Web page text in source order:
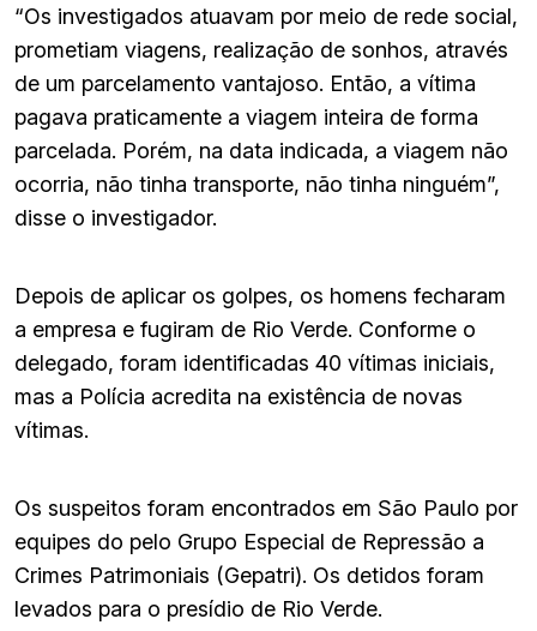
“Os investigados atuavam por meio de rede social,
prometiam viagens, realização de sonhos, através
de um parcelamento vantajoso. Então, a vítima
pagava praticamente a viagem inteira de forma
parcelada. Porém, na data indicada, a viagem não
ocorria, não tinha transporte, não tinha ninguém”,
disse o investigador.
Depois de aplicar os golpes, os homens fecharam
a empresa e fugiram de Rio Verde. Conforme o
delegado, foram identificadas 40 vítimas iniciais,
mas a Polícia acredita na existência de novas
vítimas.
Os suspeitos foram encontrados em São Paulo por
equipes do pelo Grupo Especial de Repressão a
Crimes Patrimoniais (Gepatri). Os detidos foram
levados para o presídio de Rio Verde.